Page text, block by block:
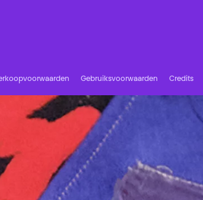
Gebruiksvoorwaarden Credits